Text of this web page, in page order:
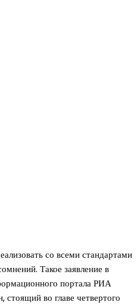
со всеми стандартами
Такое заявление в
портала РИА
во главе четвертого